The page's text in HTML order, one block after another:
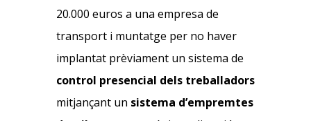
20.000 euros a una empresa de
transport i muntatge per no haver
implantat prèviament un sistema de
control presencial dels treballadors
mitjançant un sistema d’empremtes